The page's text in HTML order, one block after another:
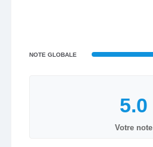
NOTE GLOBALE
Votre note